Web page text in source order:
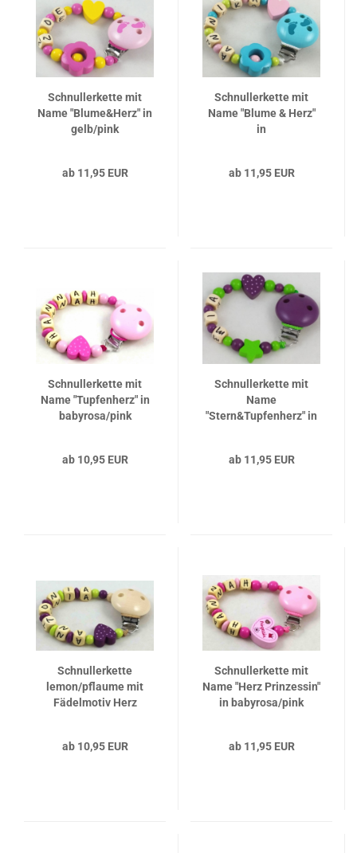
Schnullerkette mit
Name "Blume&Herz" in
gelb/pink
ab 11,95 EUR
Schnullerkette mit
Name "Blume & Herz"
in
ab 11,95 EUR
Schnullerkette mit
Name "Tupfenherz" in
babyrosa/pink
ab 10,95 EUR
Schnullerkette mit
Name
"Stern&Tupfenherz" in
ab 11,95 EUR
Schnullerkette
lemon/pflaume mit
Fädelmotiv Herz
ab 10,95 EUR
Schnullerkette mit
Name "Herz Prinzessin"
in babyrosa/pink
ab 11,95 EUR